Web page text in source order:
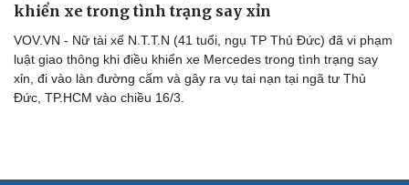
khiển xe trong tình trạng say xỉn
VOV.VN - Nữ tài xế N.T.T.N (41 tuổi, ngụ TP Thủ Đức) đã vi phạm
luật giao thông khi điều khiển xe Mercedes trong tình trạng say
xỉn, đi vào làn đường cấm và gây ra vụ tai nạn tại ngã tư Thủ
Đức, TP.HCM vào chiều 16/3.